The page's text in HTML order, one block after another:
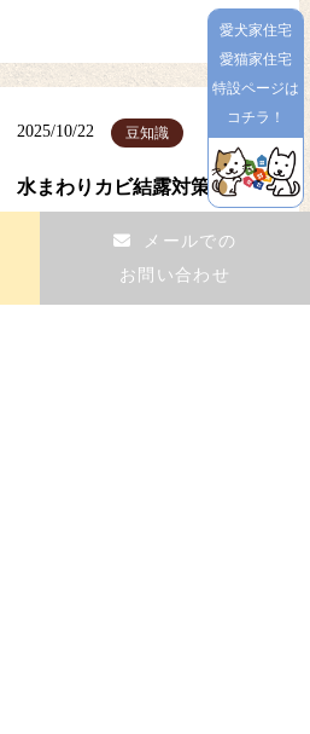
2025/10/22 豆知識
水まわりカビ結露対策リフォ
愛犬家住宅
愛猫家住宅
特設ページは
コチラ！
メールでの
お問い合わせ